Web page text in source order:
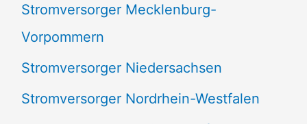
Stromversorger Mecklenburg-
Vorpommern
Stromversorger Niedersachsen
Stromversorger Nordrhein-Westfalen